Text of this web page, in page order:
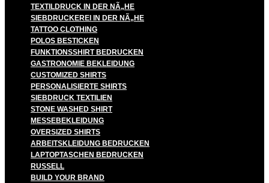
TEXTILDRUCK IN DER NÃ„HE
SIEBDRUCKEREI IN DER NÃ„HE
TATTOO CLOTHING
POLOS BESTICKEN
FUNKTIONSSHIRT BEDRUCKEN
GASTRONOMIE BEKLEIDUNG
CUSTOMIZED SHIRTS
PERSONALISIERTE SHIRTS
SIEBDRUCK TEXTILIEN
STONE WASHED SHIRT
MESSEBEKLEIDUNG
OVERSIZED SHIRTS
ARBEITSKLEIDUNG BEDRUCKEN
LAPTOPTASCHEN BEDRUCKEN
RUSSELL
BUILD YOUR BRAND